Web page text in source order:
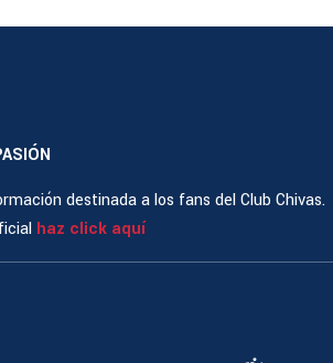
destinada a los fans del Club Chivas.
haz click aquí